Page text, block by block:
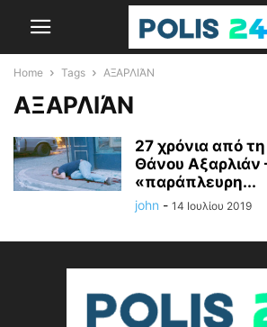
Home Tags ΑΞΑΡΛΙΆΝ
ΑΞΑΡΛΙΆΝ
27 χρόνια από
Θάνου Αξαρλιάν
«παράπλευρη...
john - 14 Ιουλίου 2019